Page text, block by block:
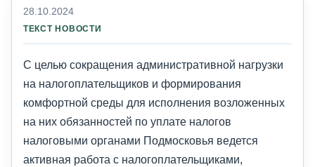
28.10.2024
ТЕКСТ НОВОСТИ
С целью сокращения административной нагрузки
на налогоплательщиков и формирования
комфортной среды для исполнения возложенных
на них обязанностей по уплате налогов
налоговыми органами Подмосковья ведется
активная работа с налогоплательщиками,